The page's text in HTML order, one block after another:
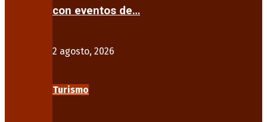
con eventos de…
2 agosto, 2026
Turismo